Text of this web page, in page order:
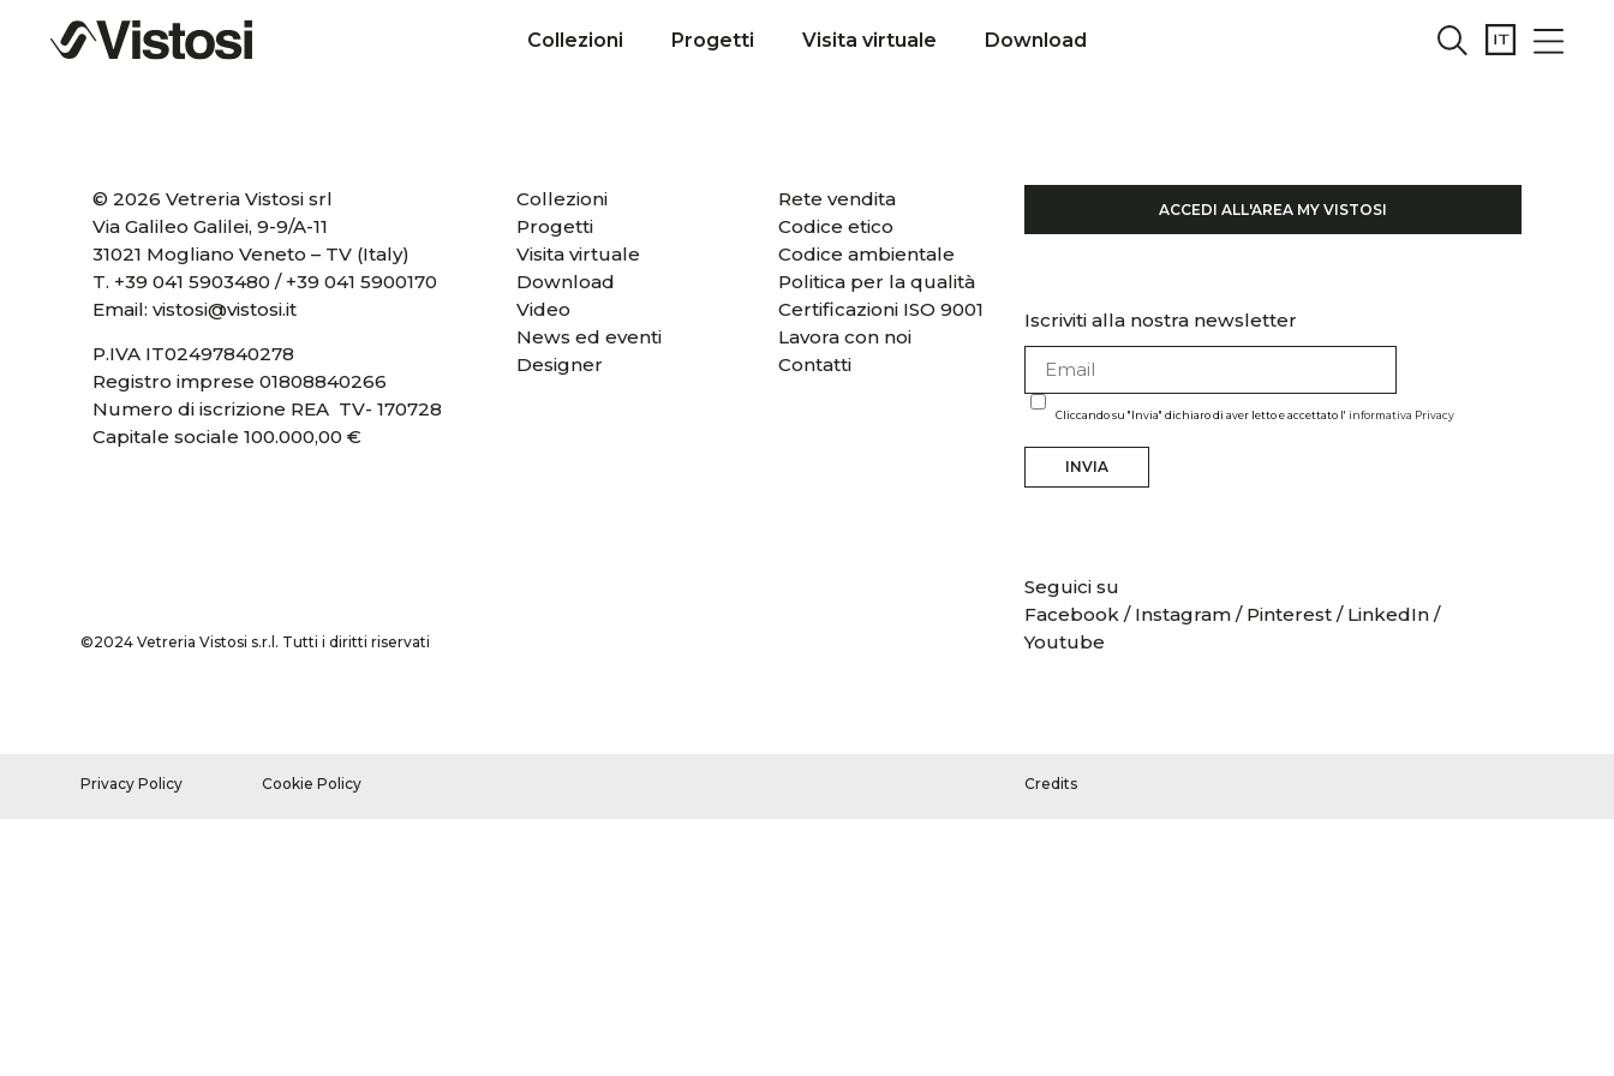
Collezioni Progetti Visita virtuale Download
© 2026 Vetreria Vistosi srl
Via Galileo Galilei, 9-9/A-11
31021 Mogliano Veneto – TV (Italy)
T. +39 041 5903480 / +39 041 5900170
Email:vistosi@vistosi.it
P.IVA IT02497840278
Registro imprese 01808840266
Numero di iscrizione REA TV- 170728
Capitale sociale 100.000,00 €
Collezioni
Progetti
Visita virtuale
Download
Video
News ed eventi
Designer
Rete vendita
Codice etico
Codice ambientale
Politica per la qualità
Certificazioni ISO 9001
Lavora con noi
Contatti
ACCEDI ALL'AREA MY VISTOSI
Iscriviti alla nostra newsletter
Cliccando su "Invia" dichiaro di aver letto e accettato l'informativa Privacy
INVIA
©2024 Vetreria Vistosi s.r.l. Tutti i diritti riservati
Seguici su
Facebook/ Instagram / Pinterest / LinkedIn /
Youtube
Privacy Policy Cookie Policy Credits